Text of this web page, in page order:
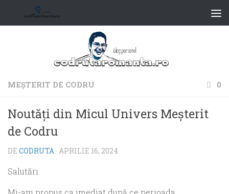
MEŞTERIT DE CODRU 0
Noutăți din Micul Univers Meșterit
de Codru
DE CODRUTA · APRILIE 16, 2024
Salutări.